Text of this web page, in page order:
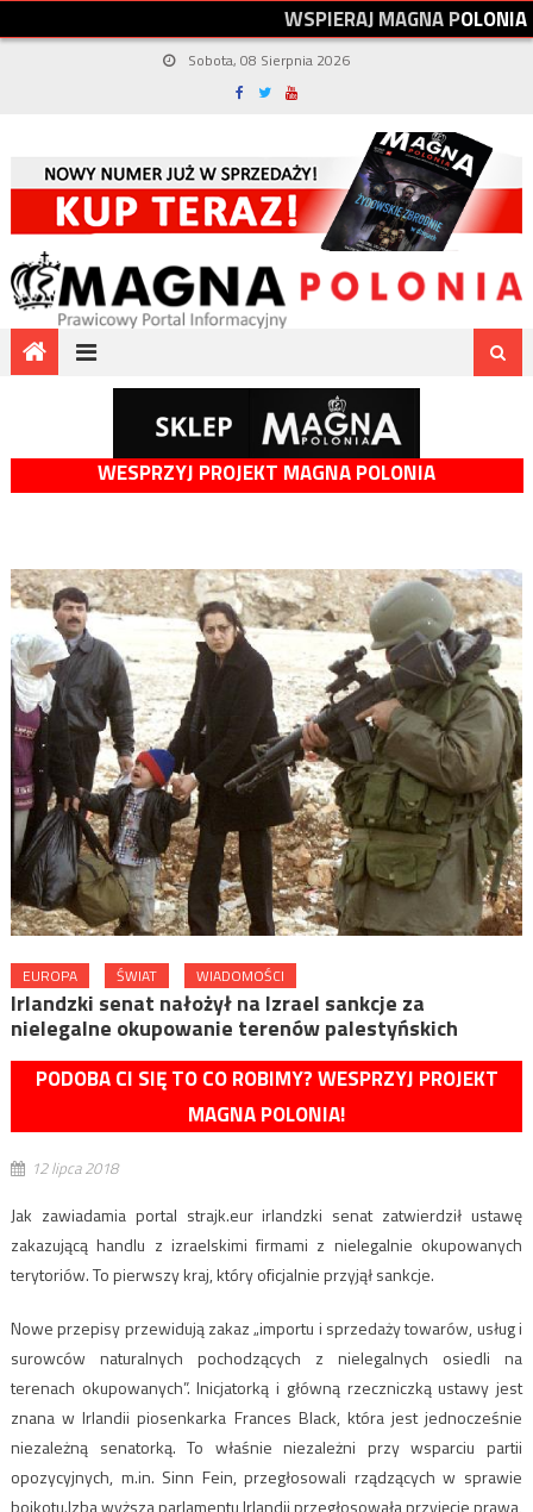
WSPIERAJMAGNAPOLONIA
Sobota, 08 Sierpnia 2026
WESPRZYJ PROJEKT MAGNA POLONIA
EUROPA ŚWIAT WIADOMOŚCI
Irlandzki senat nałożył na Izrael sankcje za
nielegalne okupowanie terenów palestyńskich
PODOBA CI SIĘ TO CO ROBIMY? WESPRZYJ PROJEKT
MAGNA POLONIA!
12 lipca 2018
Jak zawiadamia portal strajk.eur irlandzki senat zatwierdził ustawę
zakazującą handlu z izraelskimi firmami z nielegalnie okupowanych
terytoriów. To pierwszy kraj, który oficjalnie przyjął sankcje.
Nowe przepisy przewidują zakaz „importu i sprzedaży towarów, usług i
surowców naturalnych pochodzących z nielegalnych osiedli na
terenach okupowanych”. Inicjatorką i główną rzeczniczką ustawy jest
znana w Irlandii piosenkarka Frances Black, która jest jednocześnie
niezależną senatorką. To właśnie niezależni przy wsparciu partii
opozycyjnych, m.in. Sinn Fein, przegłosowali rządzących w sprawie
bojkotu.Izba wyższa parlamentu Irlandii przegłosowała przyjęcie prawa,